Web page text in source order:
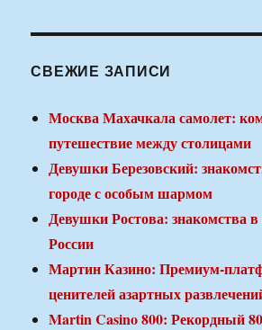
СВЕЖИЕ ЗАПИСИ
Москва Махачкала самолет:
путешествие между столицами
Девушки Березовский:
городе с особым шармом
Девушки Ростова: знакомства
России
Мартин Казино: Премиум-
ценителей азартных
Martin Casino 800: Рекордный